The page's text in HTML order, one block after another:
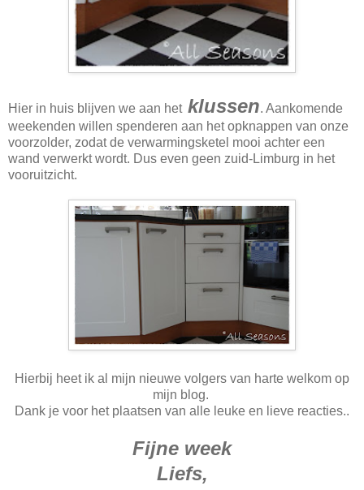
Hier in huis blijven we aan hetklussen. Aankomende
weekenden willen spenderen aan het opknappen van onze
voorzolder, zodat de verwarmingsketel mooi achter een
wand verwerkt wordt. Dus even geen zuid-Limburg in het
vooruitzicht.
Hierbij heet ik al mijn nieuwe volgers van harte welkom op
mijn blog.
Dank je voor het plaatsen van alle leuke en lieve reacties..
Fijne week
Liefs,